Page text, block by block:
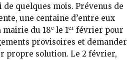
quelques mois. Prévenus de
une centaine d’entre eux
mairie du 18e le 1er février pour
provisoires et demander
propre solution. Le 2 février,